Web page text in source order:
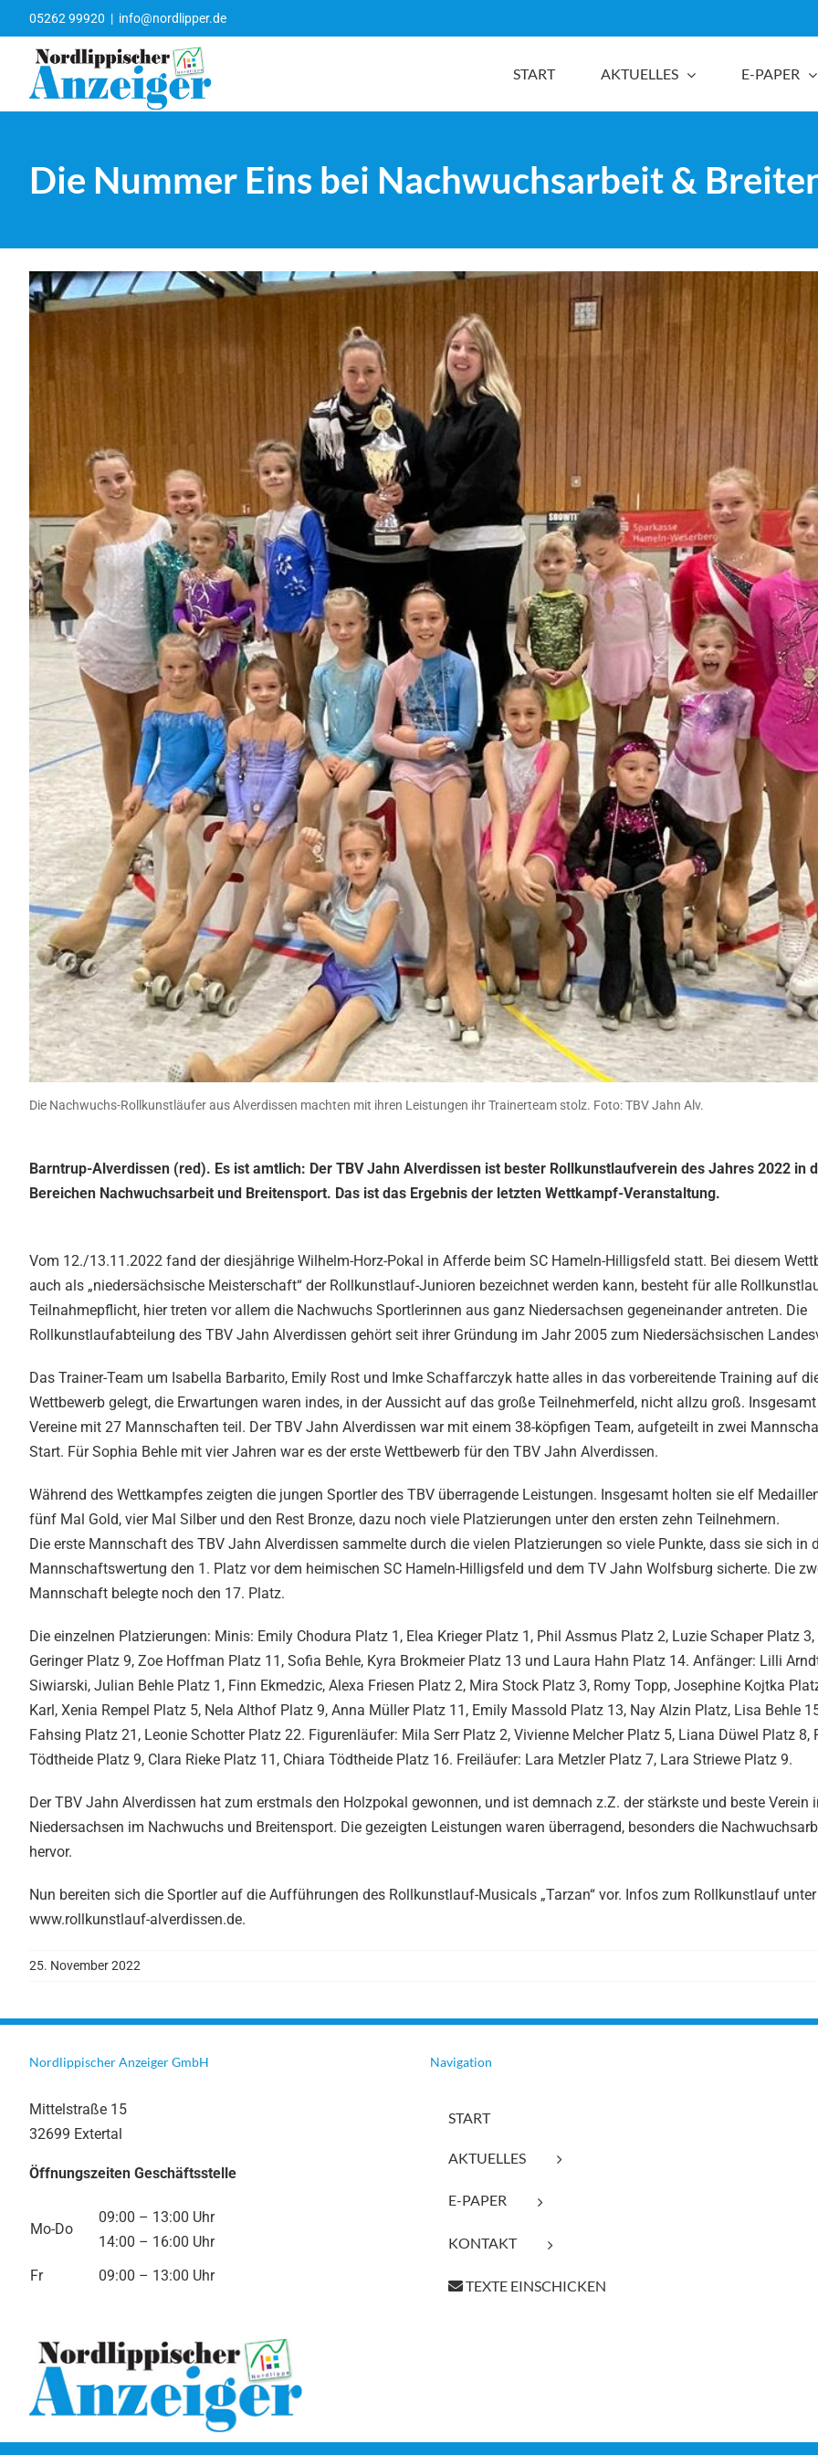
Inhalt
springen
05262 99920 | info@nordlipper.de
START AKTUELLES E-PAPER
Die Nummer Eins bei Nachwuchsarbeit &
Die Nachwuchs-Rollkunstläufer aus Alverdissen machten mit ihren Leistungen ihr Trainerteam stolz. Foto: TBV Jahn Alv.
Barntrup-Alverdissen (red). Es ist amtlich: Der TBV Jahn Alverdissen ist bester Rollkunstlaufverein des Jahres 2022 in
Bereichen Nachwuchsarbeit und Breitensport. Das ist das Ergebnis der letzten Wettkampf-Veranstaltung.
Vom 12./13.11.2022 fand der diesjährige Wilhelm-Horz-Pokal in Afferde beim SC Hameln-Hilligsfeld statt. Bei diesem
auch als „niedersächsische Meisterschaft“ der Rollkunstlauf-Junioren bezeichnet werden kann, besteht für alle
Teilnahmepflicht, hier treten vor allem die Nachwuchs Sportlerinnen aus ganz Niedersachsen gegeneinander antreten. Die
Rollkunstlaufabteilung des TBV Jahn Alverdissen gehört seit ihrer Gründung im Jahr 2005 zum Niedersächsischen
Das Trainer-Team um Isabella Barbarito, Emily Rost und Imke Schaffarczyk hatte alles in das vorbereitende Training auf
Wettbewerb gelegt, die Erwartungen waren indes, in der Aussicht auf das große Teilnehmerfeld, nicht allzu groß.
Vereine mit 27 Mannschaften teil. Der TBV Jahn Alverdissen war mit einem 38-köpfigen Team, aufgeteilt in zwei
Start. Für Sophia Behle mit vier Jahren war es der erste Wettbewerb für den TBV Jahn Alverdissen.
Während des Wettkampfes zeigten die jungen Sportler des TBV überragende Leistungen. Insgesamt holten sie elf
fünf Mal Gold, vier Mal Silber und den Rest Bronze, dazu noch viele Platzierungen unter den ersten zehn Teilnehmern.
Die erste Mannschaft des TBV Jahn Alverdissen sammelte durch die vielen Platzierungen so viele Punkte, dass sie sich in
Mannschaftswertung den 1. Platz vor dem heimischen SC Hameln-Hilligsfeld und dem TV Jahn Wolfsburg sicherte. Die
Mannschaft belegte noch den 17. Platz.
Die einzelnen Platzierungen: Minis: Emily Chodura Platz 1, Elea Krieger Platz 1, Phil Assmus Platz 2, Luzie Schaper Platz
Geringer Platz 9, Zoe Hoffman Platz 11, Sofia Behle, Kyra Brokmeier Platz 13 und Laura Hahn Platz 14. Anfänger: Lilli
Siwiarski, Julian Behle Platz 1, Finn Ekmedzic, Alexa Friesen Platz 2, Mira Stock Platz 3, Romy Topp, Josephine Kojtka
Karl, Xenia Rempel Platz 5, Nela Althof Platz 9, Anna Müller Platz 11, Emily Massold Platz 13, Nay Alzin Platz, Lisa Behle
Fahsing Platz 21, Leonie Schotter Platz 22. Figurenläufer: Mila Serr Platz 2, Vivienne Melcher Platz 5, Liana Düwel Platz 8,
Tödtheide Platz 9, Clara Rieke Platz 11, Chiara Tödtheide Platz 16. Freiläufer: Lara Metzler Platz 7, Lara Striewe Platz 9.
Der TBV Jahn Alverdissen hat zum erstmals den Holzpokal gewonnen, und ist demnach z.Z. der stärkste und beste Verein
Niedersachsen im Nachwuchs und Breitensport. Die gezeigten Leistungen waren überragend, besonders die
hervor.
Nun bereiten sich die Sportler auf die Aufführungen des Rollkunstlauf-Musicals „Tarzan“ vor. Infos zum Rollkunstlauf unter
www.rollkunstlauf-alverdissen.de.
25. November 2022
Nordlippischer Anzeiger GmbH
Mittelstraße 15
32699 Extertal
Öffnungszeiten Geschäftsstelle
Mo-Do
09:00 – 13:00 Uhr
14:00 – 16:00 Uhr
Fr
09:00 – 13:00 Uhr
Navigation
START
AKTUELLES
E-PAPER
KONTAKT
TEXTE EINSCHICKEN